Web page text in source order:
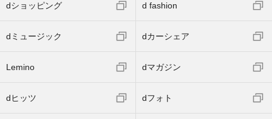
dショッピング d fashion
dミュージック dカーシェア
Lemino dマガジン
dヒッツ dフォト